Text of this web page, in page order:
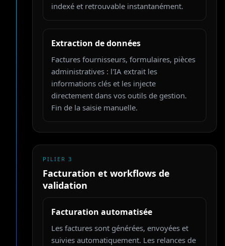
indexé et retrouvable instantanément.
Extraction de données
Factures fournisseurs, formulaires, pièces
administratives : l'IA extrait les
informations clés et les injecte
directement dans vos outils de gestion.
Fin de la saisie manuelle.
PILIER 3
Facturation et workflows de
validation
Facturation automatisée
Les factures sont générées, envoyées et
suivies automatiquement. Les relances de